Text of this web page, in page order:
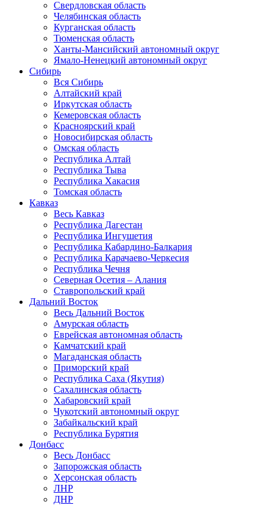
Свердловская область
Челябинская область
Курганская область
Тюменская область
Ханты-Мансийский автономный округ
Ямало-Ненецкий автономный округ
Сибирь
Вся Сибирь
Алтайский край
Иркутская область
Кемеровская область
Красноярский край
Новосибирская область
Омская область
Республика Алтай
Республика Тыва
Республика Хакасия
Томская область
Кавказ
Весь Кавказ
Республика Дагестан
Республика Ингушетия
Республика Кабардино-Балкария
Республика Карачаево-Черкесия
Республика Чечня
Северная Осетия – Алания
Ставропольский край
Дальний Восток
Весь Дальний Восток
Амурская область
Еврейская автономная область
Камчатский край
Магаданская область
Приморский край
Республика Саха (Якутия)
Сахалинская область
Хабаровский край
Чукотский автономный округ
Забайкальский край
Республика Бурятия
Донбасс
Весь Донбасс
Запорожская область
Херсонская область
ЛНР
ДНР